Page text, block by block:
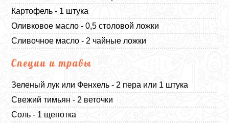
Картофель - 1 штука
Оливковое масло - 0,5 столовой ложки
Сливочное масло - 2 чайные ложки
Специи и травы
Зеленый лук или Фенхель - 2 пера или 1 штука
Свежий тимьян - 2 веточки
Соль - 1 щепотка